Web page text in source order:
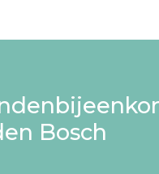
Bosch